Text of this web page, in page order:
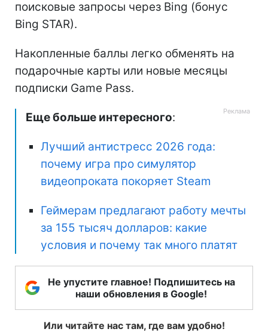
поисковые запросы через Bing (бонус
Bing STAR).
Накопленные баллы легко обменять на
подарочные карты или новые месяцы
подписки Game Pass.
Еще больше интересного:
Лучший антистресс 2026 года:
почему игра про симулятор
видеопроката покоряет Steam
Геймерам предлагают работу мечты
за 155 тысяч долларов: какие
условия и почему так много платят
Не упустите главное! Подпишитесь на
наши обновления в Google!
Или читайте нас там, где вам удобно!